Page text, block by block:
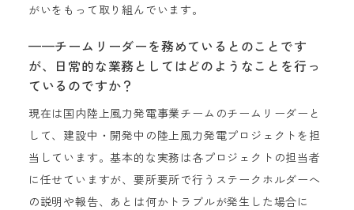
がいをもって取り組んでいます。
——チームリーダーを務めているとのことです
が、日常的な業務としてはどのようなことを行っ
ているのですか？
現在は国内陸上風力発電事業チームのチームリーダーと
して、建設中・開発中の陸上風力発電プロジェクトを担
当しています。基本的な実務は各プロジェクトの担当者
に任せていますが、要所要所で行うステークホルダーへ
の説明や報告、あとは何かトラブルが発生した場合に